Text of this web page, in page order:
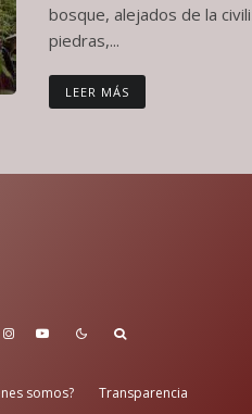
bosque, alejados de la
piedras,...
LEER MÁS
somos? Transparencia